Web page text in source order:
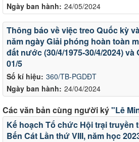
Ngày ban hành: 24/05/2024
Số kí hiệu: 360/TB-PGDĐT
Ngày ban hành: 24/04/2024
Thông báo về việc treo Quốc kỳ
năm ngày Giải phóng hoàn toàn
đất nước (30/4/1975-30/4/2024)
01/5
Các văn bản cùng người ký"Lê
Kế hoạch Tổ chức Hội trại truyền
Bến Cát Lần thứ VIII, năm học